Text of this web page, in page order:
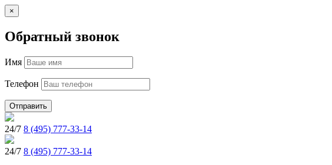
×
Обратный звонок
Имя
Телефон
Отправить
24/7 8 (495) 777-33-14
24/7 8 (495) 777-33-14